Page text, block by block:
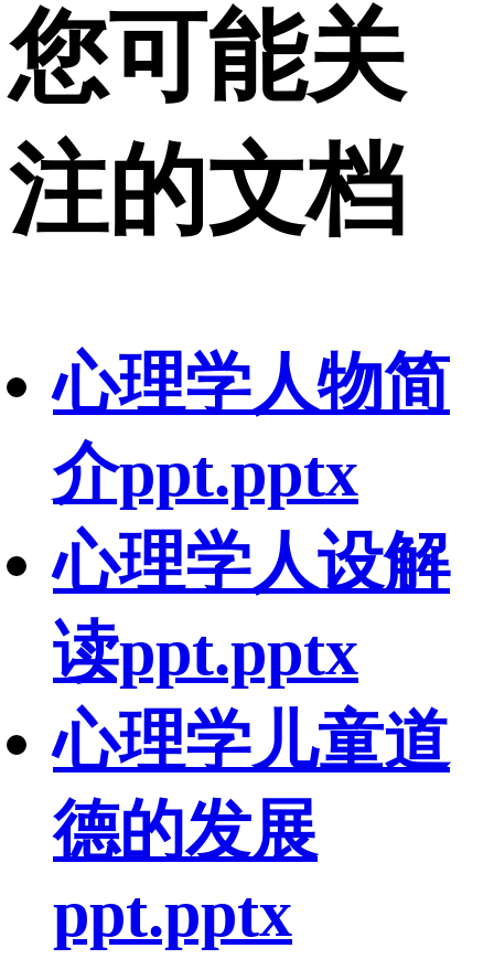
您可能关
注的文档
心理学人物简
介ppt.pptx
心理学人设解
读ppt.pptx
心理学儿童道
德的发展
ppt.pptx